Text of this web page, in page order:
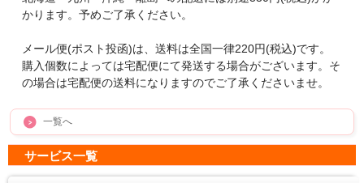
かります。予めご了承ください。
メール便(ポスト投函)は、送料は全国一律220円(税込)です。
購入個数によっては宅配便にて発送する場合がございます。そ
の場合は宅配便の送料になりますのでご了承くださいませ。
一覧へ
サービス一覧